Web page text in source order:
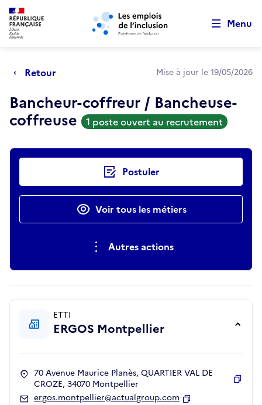
Aller au menu principal Aller au contenu principal
Menu
Retour Mise à jour le 19/05/2026
Bancheur-coffreur / Bancheuse-
coffreuse 1 poste ouvert au recrutement
Actions rapides Postuler
Voir tous les métiers
Autres actions
ETTI
ERGOS Montpellier
70 Avenue Maurice Planès, QUARTIER VAL DE
CROZE, 34070 Montpellier
ergos.montpellier@actualgroup.com
Retour au début de la page
Panneau de gestion des cookies